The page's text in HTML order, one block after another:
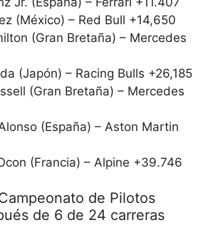
(México) – Red Bull +14,650
(Gran Bretaña) – Mercedes
(Japón) – Racing Bulls +26,185
(Gran Bretaña) – Mercedes
(España) – Aston Martin
(Francia) – Alpine +39.746
de Pilotos
de 6 de 24 carreras